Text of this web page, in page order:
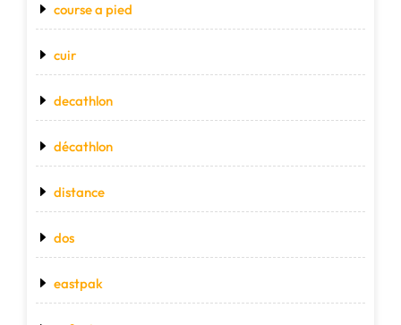
course a pied
cuir
decathlon
décathlon
distance
dos
eastpak